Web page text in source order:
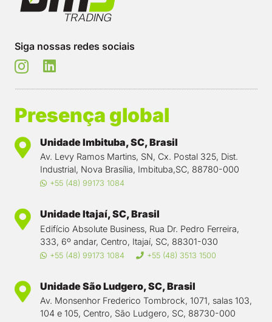
Siga nossas redes sociais
Presença global
Unidade Imbituba, SC, Brasil
Av. Levy Ramos Martins, SN, Cx. Postal 325, Dist.
Industrial, Nova Brasília, Imbituba,SC, 88780-000
+55 (48) 99173 1084
Unidade Itajaí, SC, Brasil
Edifício Absolute Business, Rua Dr. Pedro Ferreira,
333, 6º andar, Centro, Itajaí, SC, 88301-030
+55 (48) 99173 1084 +55 (48) 3513 1500
Unidade São Ludgero, SC, Brasil
Av. Monsenhor Frederico Tombrock, 1071, salas 103,
104 e 105, Centro, São Ludgero, SC, 88730-000